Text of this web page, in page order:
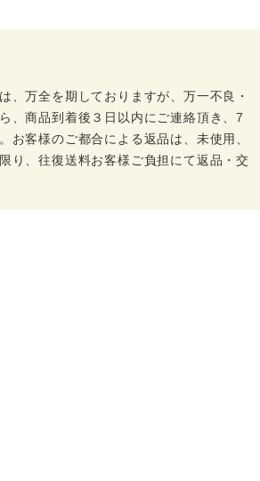
、万全を期しておりますが、万一不良・
、商品到着後３日以内にご連絡頂き、7
お客様のご都合による返品は、未使用、
り、往復送料お客様ご負担にて返品・交